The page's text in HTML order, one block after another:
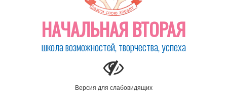
НАЧАЛЬНАЯ ВТОРАЯ
школа возможностей, творчества, успеха
Версия для слабовидящих